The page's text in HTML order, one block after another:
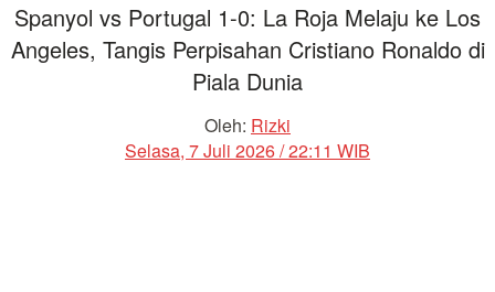
Spanyol vs Portugal 1-0: La Roja Melaju ke Los
Angeles, Tangis Perpisahan Cristiano Ronaldo di
Piala Dunia
Oleh: Rizki
Selasa, 7 Juli 2026 / 22:11 WIB